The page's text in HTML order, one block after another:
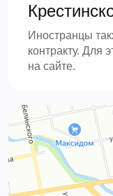
Иностранцы
контракту. Для
на сайте.